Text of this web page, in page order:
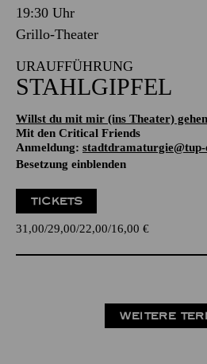
19:30 Uhr
Grillo-Theater
URAUFFÜHRUNG
STAHLGIPFEL
Willst du mit mir (ins Theater)
Mit den Critical Friends
Anmeldung: stadtdramaturgie@tup-
Besetzung einblenden
TICKETS
31,00 29,00 22,00 16,00 €
WEITERE